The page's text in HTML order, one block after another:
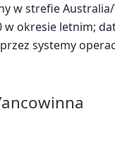
w strefie
w okresie letnim;
systemy